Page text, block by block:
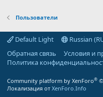
Пользователи
Default Light
Russian
Обратная связь
Условия и
Политика
Community platform by XenForo®
Локализация от XenForo.Info